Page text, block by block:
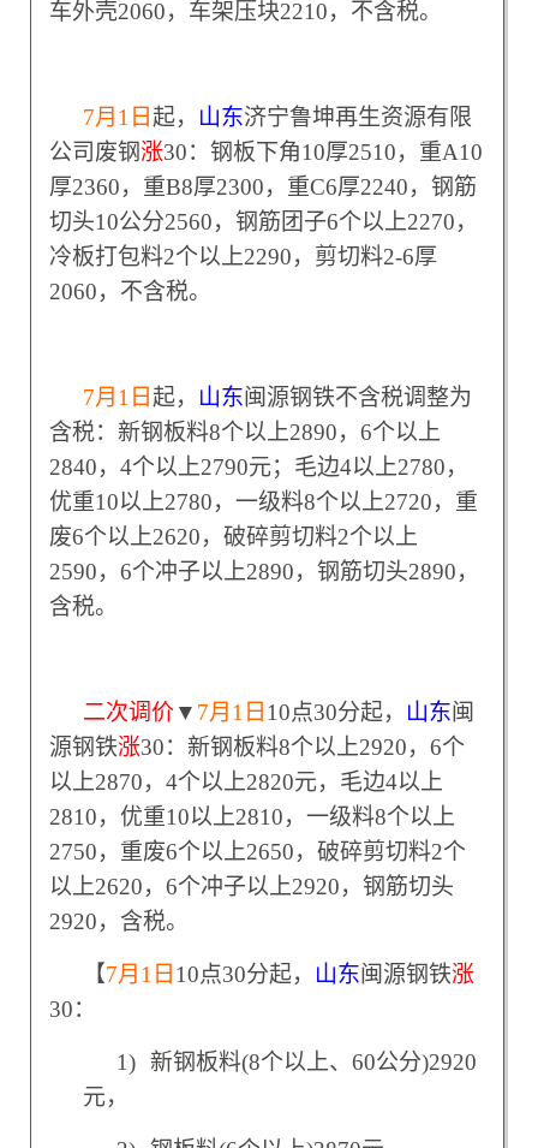
车外壳2060，车架压块2210，不含税。
7月1日 起， 山东济宁鲁坤再生资源有限
公司废钢涨30：钢板下角10厚2510，重A10
厚2360，重B8厚2300，重C6厚2240，钢筋
切头10公分2560，钢筋团子6个以上2270，
冷板打包料2个以上2290，剪切料2-6厚
2060，不含税。
7月1日 起， 山东闽源钢铁不含税调整为
含税：新钢板料8个以上2890，6个以上
2840，4个以上2790元；毛边4以上2780，
优重10以上2780，一级料8个以上2720，重
废6个以上2620，破碎剪切料2个以上
2590，6个冲子以上2890，钢筋切头2890，
含税。
二次调价 ▼ 7月1日 10点30分起， 山东闽
源钢铁涨30：新钢板料8个以上2920，6个
以上2870，4个以上2820元，毛边4以上
2810，优重10以上2810，一级料8个以上
2750，重废6个以上2650，破碎剪切料2个
以上2620，6个冲子以上2920，钢筋切头
2920，含税。
【7月1日 10点30分起， 山东闽源钢铁涨
30：
1) 新钢板料(8个以上、60公分)2920
元，